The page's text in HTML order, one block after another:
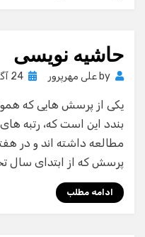
حاشیه نویسی
by علی مهرپرور
Posted
24 آگوست , 2015
یکی از پرسش هایی که
بندد این است که، رتبه
مطالعه داشته اند و در
پرسش که از ابتدای سال
ادامه مطلب